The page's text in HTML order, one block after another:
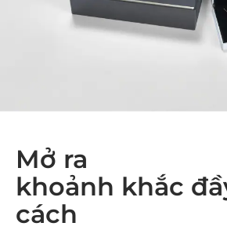
Mở ra
khoảnh khắc
cách